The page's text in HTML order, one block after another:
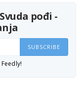
pođi -
SUBSCRIBE
Feedly!